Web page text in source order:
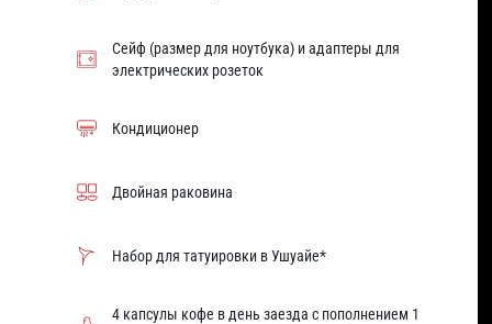
Сейф (размер для ноутбука) и адаптеры для
электрических розеток
Кондиционер
Двойная раковина
Набор для татуировки в Ушуайе*
4 капсулы кофе в день заезда с пополнением 1